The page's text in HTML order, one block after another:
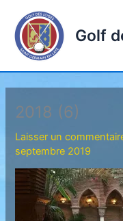
contenu
Golf
2018 (6)
Laisser un
septembre 2019